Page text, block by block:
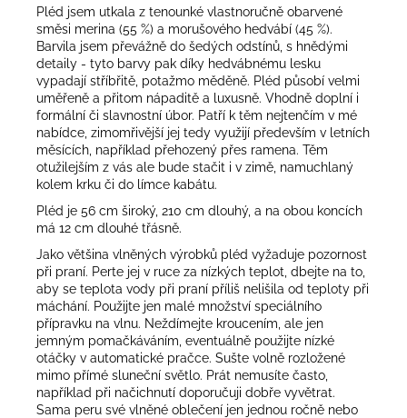
Pléd jsem utkala z tenounké vlastnoručně obarvené
směsi merina (55 %) a morušového hedvábí (45 %).
Barvila jsem převážně do šedých odstínů, s hnědými
detaily - tyto barvy pak díky hedvábnému lesku
vypadají stříbřitě, potažmo měděně. Pléd působí velmi
uměřeně a přitom nápaditě a luxusně. Vhodně doplní i
formální či slavnostní úbor. Patří k těm nejtenčím v mé
nabídce, zimomřivější jej tedy využijí především v letních
měsících, například přehozený přes ramena. Těm
otužilejším z vás ale bude stačit i v zimě, namuchlaný
kolem krku či do límce kabátu.
Pléd je 56 cm široký, 210 cm dlouhý, a na obou koncích
má 12 cm dlouhé třásně.
Jako většina vlněných výrobků pléd vyžaduje pozornost
při praní. Perte jej v ruce za nízkých teplot, dbejte na to,
aby se teplota vody při praní příliš nelišila od teploty při
máchání. Použijte jen malé množství speciálního
přípravku na vlnu. Neždímejte kroucením, ale jen
jemným pomačkáváním, eventuálně použijte nízké
otáčky v automatické pračce. Sušte volně rozložené
mimo přímé sluneční světlo. Prát nemusíte často,
například při načichnutí doporučuji dobře vyvětrat.
Sama peru své vlněné oblečení jen jednou ročně nebo